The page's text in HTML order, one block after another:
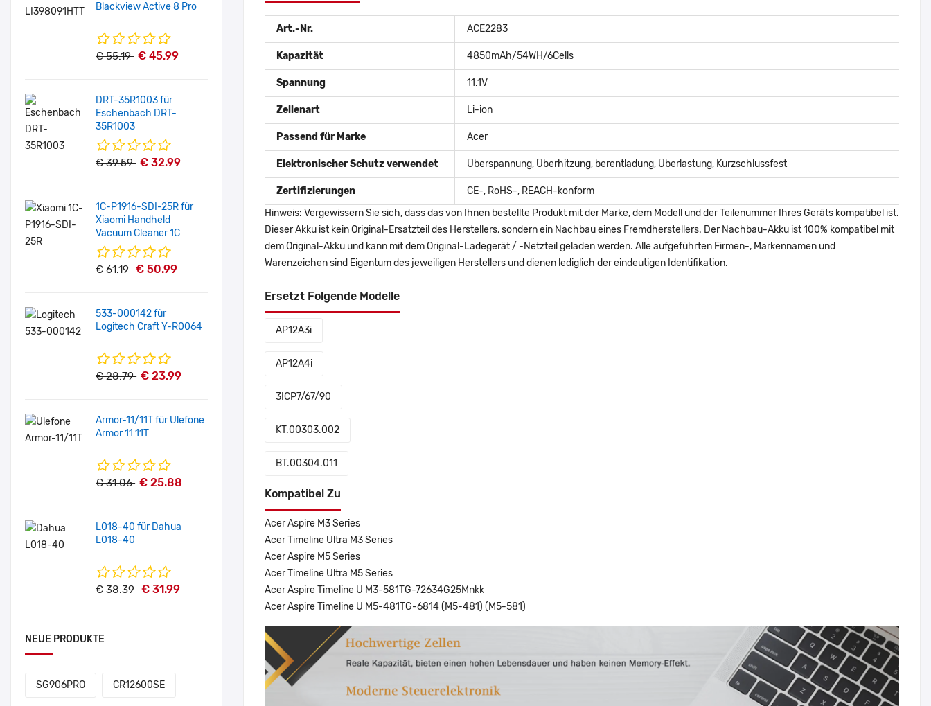
Blackview Active 8 Pro
€ 55.19 € 45.99
DRT-35R1003 für
Eschenbach DRT-
35R1003
€ 39.59 € 32.99
1C-P1916-SDI-25R für
Xiaomi Handheld
Vacuum Cleaner 1C
€ 61.19 € 50.99
533-000142 für
Logitech Craft Y-R0064
€ 28.79 € 23.99
Armor-11/11T für Ulefone
Armor 11 11T
€ 31.06 € 25.88
L018-40 für Dahua
L018-40
€ 38.39 € 31.99
NEUE PRODUKTE
SG906PRO CR12600SE
Art.-Nr. ACE2283
Kapazität 4850mAh/54WH/6Cells
Spannung 11.1V
Zellenart Li-ion
Passend für Marke Acer
Elektronischer Schutz verwendet Überspannung, Überhitzung, berentladung, Überlastung, Kurzschlussfest
Zertifizierungen
CE-, RoHS-, REACH-konform
Hinweis: Vergewissern Sie sich, dass das von Ihnen bestellte Produkt mit der Marke, dem Modell und der Teilenummer Ihres Geräts kompatibel ist.
Dieser Akku ist kein Original-Ersatzteil des Herstellers, sondern ein Nachbau eines Fremdherstellers. Der Nachbau-Akku ist 100% kompatibel mit
dem Original-Akku und kann mit dem Original-Ladegerät / -Netzteil geladen werden. Alle aufgeführten Firmen-, Markennamen und
Warenzeichen sind Eigentum des jeweiligen Herstellers und dienen lediglich der eindeutigen Identifikation.
Ersetzt Folgende Modelle
AP12A3i
AP12A4i
3ICP7/67/90
KT.00303.002
BT.00304.011
Kompatibel Zu
Acer Aspire M3 Series
Acer Timeline Ultra M3 Series
Acer Aspire M5 Series
Acer Timeline Ultra M5 Series
Acer Aspire Timeline U M3-581TG-72634G25Mnkk
Acer Aspire Timeline U M5-481TG-6814 (M5-481) (M5-581)